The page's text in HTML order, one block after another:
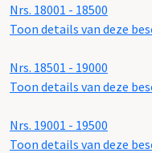
Nrs. 18001 - 18500
Toon details van deze
Nrs. 18501 - 19000
Toon details van deze
Nrs. 19001 - 19500
Toon details van deze